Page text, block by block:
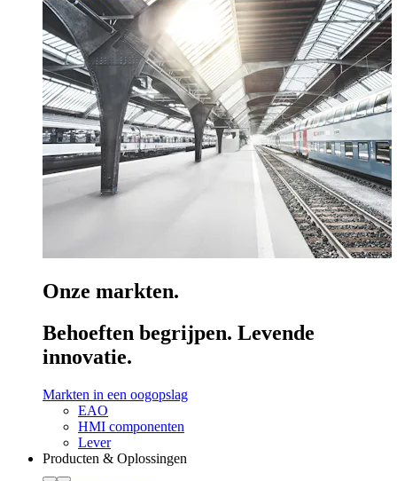
Onze markten.
Behoeften begrijpen. Levende
innovatie.
Markten in een oogopslag
EAO
HMI componenten
Lever
Producten & Oplossingen